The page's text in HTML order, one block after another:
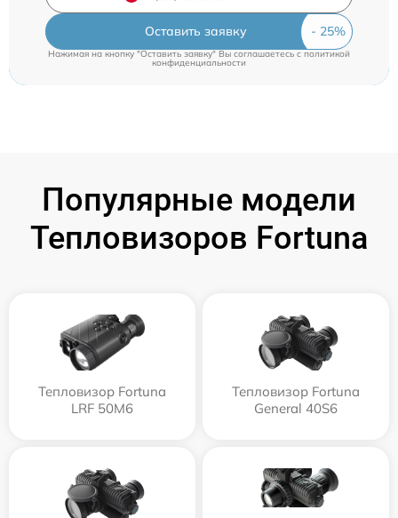
Оставить заявку
Нажимая на кнопку "Оставить заявку" Вы соглашаетесь c политикой
конфиденциальности
Популярные модели
Тепловизоров Fortuna
Тепловизор Fortuna
LRF 50M6
Тепловизор Fortuna
General 40S6